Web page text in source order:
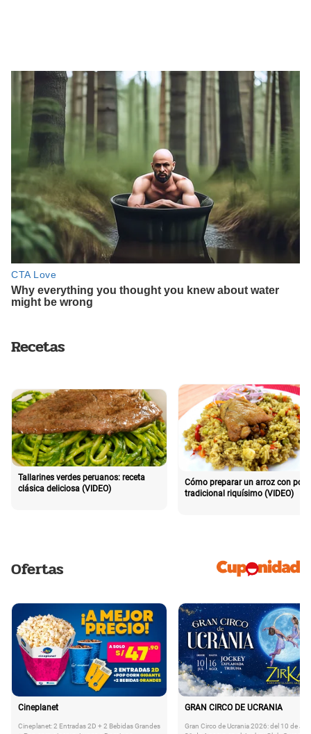
Recetas
Tallarines verdes peruanos: receta
clásica deliciosa (VIDEO)
Cómo preparar un arroz con pollo
tradicional riquísimo (VIDEO)
Ofertas
Cineplanet
Cineplanet: 2 Entradas 2D + 2 Bebidas Grandes
GRAN CIRCO DE UCRANIA
Gran Circo de Ucrania 2026: del 10 de